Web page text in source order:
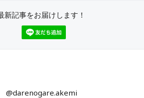
新記事をお届けします！
@darenogare.akemi